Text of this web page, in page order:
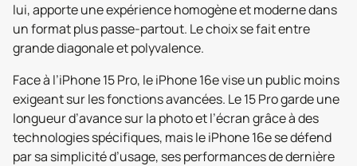
lui, apporte une expérience homogène et moderne dans
un format plus passe-partout. Le choix se fait entre
grande diagonale et polyvalence.
Face à l’iPhone 15 Pro, le iPhone 16e vise un public moins
exigeant sur les fonctions avancées. Le 15 Pro garde une
longueur d’avance sur la photo et l’écran grâce à des
technologies spécifiques, mais le iPhone 16e se défend
par sa simplicité d’usage, ses performances de dernière